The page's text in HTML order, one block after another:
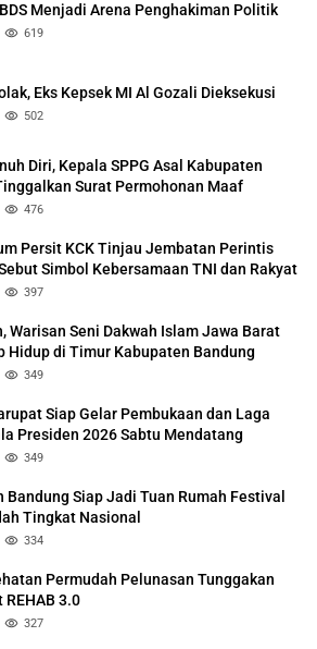
Menjadi Arena Penghakiman Politik
619
Eks Kepsek MI Al Gozali Dieksekusi
502
Diri, Kepala SPPG Asal Kabupaten
Surat Permohonan Maaf
476
Persit KCK Tinjau Jembatan Perintis
Simbol Kebersamaan TNI dan Rakyat
397
Warisan Seni Dakwah Islam Jawa Barat
Hidup di Timur Kabupaten Bandung
349
Siap Gelar Pembukaan dan Laga
Presiden 2026 Sabtu Mendatang
349
Bandung Siap Jadi Tuan Rumah Festival
Tingkat Nasional
334
Permudah Pelunasan Tunggakan
REHAB 3.0
327